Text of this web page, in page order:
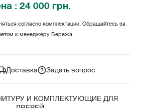
: 24 000 грн.
согласно комплектации. Обращайтесь за
к менеджеру Бережа.
Доставка Задать вопрос
И КОМПЛЕКТУЮЩИЕ ДЛЯ